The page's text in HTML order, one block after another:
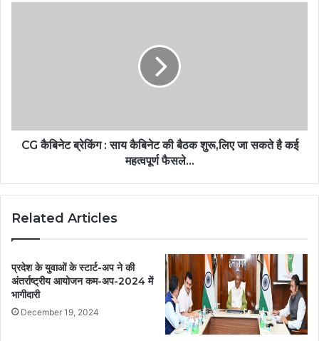
CG कैबिनेट ब्रेकिंग : साय कैबिनेट की बैठक शुरू,लिए जा सकते है कई
महत्वपूर्ण फैसले…
Related Articles
प्रदेश के युवाओं के स्टार्ट-अप ने की
अंतर्राष्ट्रीय आयोजन कम-अप-2024 में
भागीदारी
December 19, 2024